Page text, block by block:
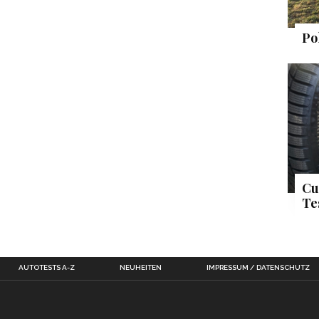
AUTOTESTS A-Z NEUHEITEN IMPRESSUM / DATENSCHUTZ